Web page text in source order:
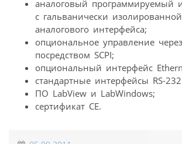
аналоговый программируемый
с гальванически
аналогового интерфейса;
опциональное управление
посредством SCPI;
опциональный интерфейс
стандартные интерфейсы RS-
ПО LabView и LabWindows;
сертификат СЕ.